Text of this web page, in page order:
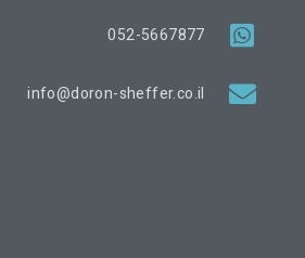
052-5667877
info@doron-sheffer.co.il